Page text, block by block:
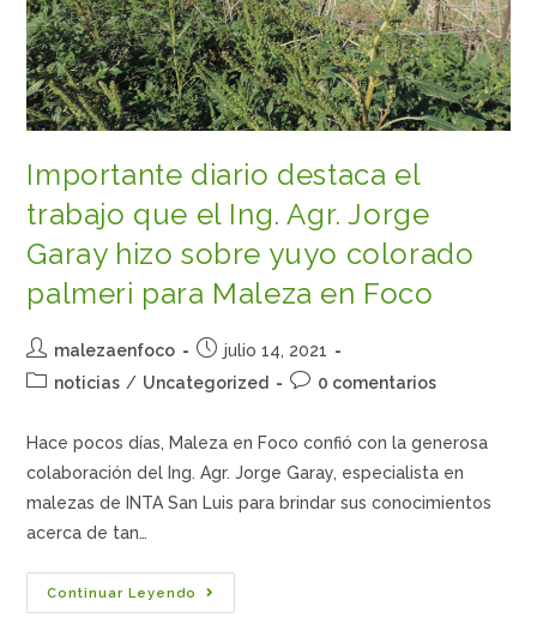
Importante diario destaca el
trabajo que el Ing. Agr. Jorge
Garay hizo sobre yuyo colorado
palmeri para Maleza en Foco
malezaenfoco
julio 14, 2021
noticias / Uncategorized 0 comentarios
Hace pocos días, Maleza en Foco confió con la generosa
colaboración del Ing. Agr. Jorge Garay, especialista en
malezas de INTA San Luis para brindar sus conocimientos
acerca de tan…
Continuar Leyendo